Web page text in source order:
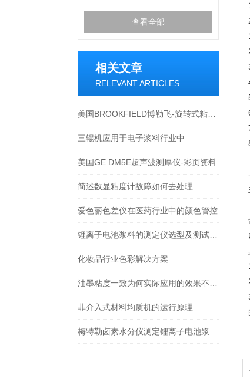
查看全部
相关文章
RELEVANT ARTICLES
三辊机应用于电子浆料行业中
美国GE DM5E超声波测厚仪-彩页资料
简述数显粘度计故障如何去处理
爱色丽色差仪在医药行业中的颜色管控
化妆品行业色彩解决方案
非介入式材料均质机的运行原理